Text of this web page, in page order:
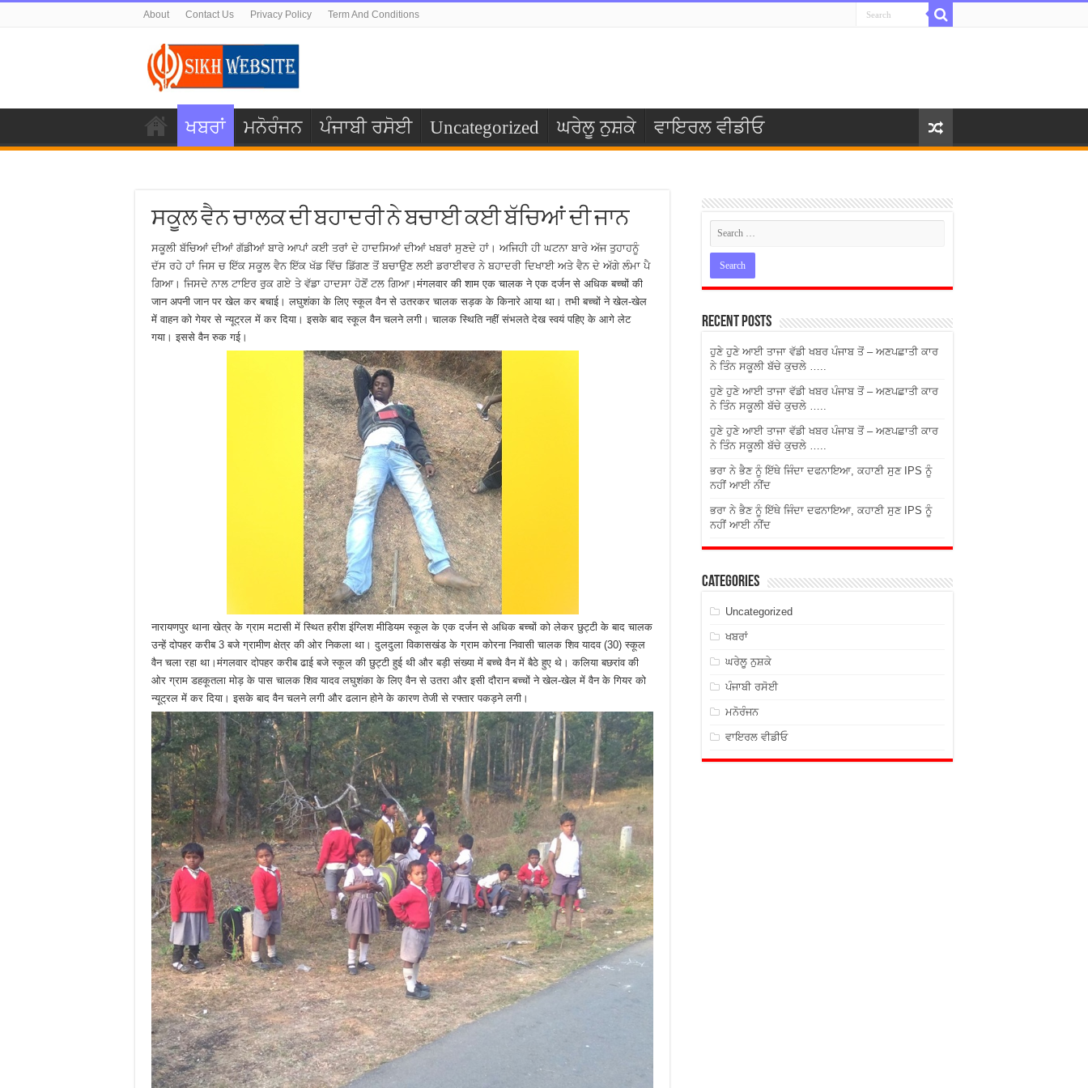
About Contact Us Privacy Policy Term And Conditions
ਖਬਰਾਂ ਮਨੋਰੰਜਨ ਪੰਜਾਬੀ ਰਸੋਈ Uncategorized ਘਰੇਲੂ ਨੁਸ਼ਕੇ ਵਾਇਰਲ ਵੀਡੀਓ
ਸਕੂਲ ਵੈਨ ਚਾਲਕ ਦੀ ਬਹਾਦਰੀ ਨੇ ਬਚਾਈ ਕਈ ਬੱਚਿਆਂ ਦੀ ਜਾਨ
ਸਕੂਲੀ ਬੱਚਿਆਂ ਦੀਆਂ ਗੱਡੀਆਂ ਬਾਰੇ ਆਪਾਂ ਕਈ ਤਰਾਂ ਦੇ ਹਾਦਸਿਆਂ ਦੀਆਂ ਖਬਰਾਂ ਸੁਣਦੇ ਹਾਂ। ਅਜਿਹੀ ਹੀ ਘਟਨਾ ਬਾਰੇ ਅੱਜ ਤੁਹਾਹਨੂੰ
ਦੱਸ ਰਹੇ ਹਾਂ ਜਿਸ ਚ ਇੱਕ ਸਕੂਲ ਵੈਨ ਇੱਕ ਖੱਡ ਵਿੱਚ ਡਿੱਗਣ ਤੋਂ ਬਚਾਉਣ ਲਈ ਡਰਾਈਵਰ ਨੇ ਬਹਾਦਰੀ ਦਿਖਾਈ ਅਤੇ ਵੈਨ ਦੇ ਅੱਗੇ ਲੰਮਾ ਪੈ
ਗਿਆ। ਜਿਸਦੇ ਨਾਲ ਟਾਇਰ ਰੁਕ ਗਏ ਤੇ ਵੱਡਾ ਹਾਦਸਾ ਹੋਣੋਂ ਟਲ ਗਿਆ।मंगलवार की शाम एक चालक ने एक दर्जन से अधिक बच्चों की
जान अपनी जान पर खेल कर बचाई। लघुशंका के लिए स्कूल वैन से उतरकर चालक सड़क के किनारे आया था। तभी बच्चों ने खेल-खेल
में वाहन को गेयर से न्यूट्रल में कर दिया। इसके बाद स्कूल वैन चलने लगी। चालक स्थिति नहीं संभलते देख स्वयं पहिए के आगे लेट
गया। इससे वैन रुक गई।
नारायणपुर थाना खेत्र के ग्राम मटासी में स्थित हरीश इंग्लिश मीडियम स्कूल के एक दर्जन से अधिक बच्चों को लेकर छुट्टी के बाद चालक
उन्हें दोपहर करीब 3 बजे ग्रामीण क्षेत्र की ओर निकला था। दुलदुला विकासखंड के ग्राम कोरना निवासी चालक शिव यादव (30) स्कूल
वैन चला रहा था।मंगलवार दोपहर करीब ढाई बजे स्कूल की छुट्टी हुई थी और बड़ी संख्या में बच्चे वैन में बैठे हुए थे। कलिया बछरांव की
ओर ग्राम डहकूतला मोड़ के पास चालक शिव यादव लघुशंका के लिए वैन से उतरा और इसी दौरान बच्चों ने खेल-खेल में वैन के गियर को
न्यूट्रल में कर दिया। इसके बाद वैन चलने लगी और ढलान होने के कारण तेजी से रफ्तार पकड़ने लगी।
Recent Posts
ਹੁਣੇ ਹੁਣੇ ਆਈ ਤਾਜਾ ਵੱਡੀ ਖਬਰ ਪੰਜਾਬ ਤੋਂ – ਅਣਪਛਾਤੀ ਕਾਰ
ਨੇ ਤਿੰਨ ਸਕੂਲੀ ਬੱਚੇ ਕੁਚਲੇ …..
ਹੁਣੇ ਹੁਣੇ ਆਈ ਤਾਜਾ ਵੱਡੀ ਖਬਰ ਪੰਜਾਬ ਤੋਂ – ਅਣਪਛਾਤੀ ਕਾਰ
ਨੇ ਤਿੰਨ ਸਕੂਲੀ ਬੱਚੇ ਕੁਚਲੇ …..
ਹੁਣੇ ਹੁਣੇ ਆਈ ਤਾਜਾ ਵੱਡੀ ਖਬਰ ਪੰਜਾਬ ਤੋਂ – ਅਣਪਛਾਤੀ ਕਾਰ
ਨੇ ਤਿੰਨ ਸਕੂਲੀ ਬੱਚੇ ਕੁਚਲੇ …..
ਭਰਾ ਨੇ ਭੈਣ ਨੂੰ ਇੱਥੇ ਜਿੰਦਾ ਦਫਨਾਇਆ, ਕਹਾਣੀ ਸੁਣ IPS ਨੂੰ
ਨਹੀਂ ਆਈ ਨੀਂਦ
ਭਰਾ ਨੇ ਭੈਣ ਨੂੰ ਇੱਥੇ ਜਿੰਦਾ ਦਫਨਾਇਆ, ਕਹਾਣੀ ਸੁਣ IPS ਨੂੰ
ਨਹੀਂ ਆਈ ਨੀਂਦ
Categories
Uncategorized
ਖਬਰਾਂ
ਘਰੇਲੂ ਨੁਸ਼ਕੇ
ਪੰਜਾਬੀ ਰਸੋਈ
ਮਨੋਰੰਜਨ
ਵਾਇਰਲ ਵੀਡੀਓ